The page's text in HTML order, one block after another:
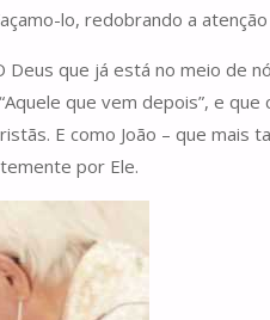
lo, redobrando a
que já está no meio
que vem depois”, e
E como João – que
por Ele.